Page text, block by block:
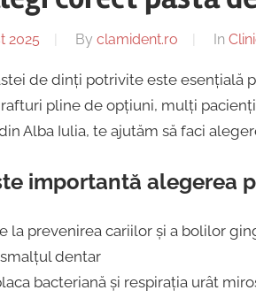
2025 By clamident.ro In
de dinți potrivite este esențială
pline de opțiuni, mulți
Alba Iulia, te ajutăm să faci
importantă alegerea
la prevenirea cariilor și a bolilor
dentar
bacteriană și respirația urât